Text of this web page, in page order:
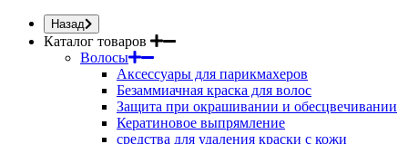
Назад
Каталог товаров
Волосы
Аксессуары для парикмахеров
Безаммиачная краска для волос
Защита при окрашивании и обесцвечивании
Кератиновое выпрямление
средства для удаления краски с кожи